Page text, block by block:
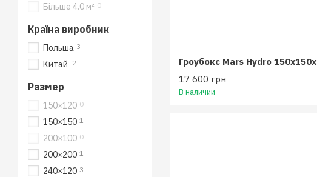
Гроубокс Mars Hydro
17 600 грн
В наличии
Більше 4.0 м² 0
Країна виробник
Польша 3
Китай 2
Размер
150×120 0
150×150 1
200×100 0
200×200 1
240×120 3